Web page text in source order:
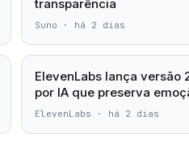
transparência
Suno · há 2 dias
ElevenLabs lança versão
por IA que preserva
ElevenLabs · há 2 dias